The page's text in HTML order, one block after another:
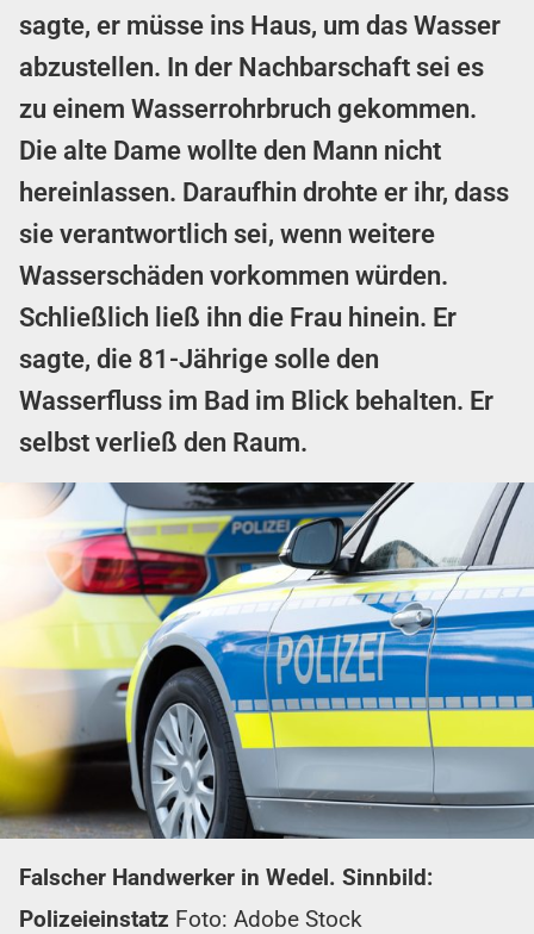
sagte, er müsse ins Haus, um das Wasser
abzustellen. In der Nachbarschaft sei es
zu einem Wasserrohrbruch gekommen.
Die alte Dame wollte den Mann nicht
hereinlassen. Daraufhin drohte er ihr, dass
sie verantwortlich sei, wenn weitere
Wasserschäden vorkommen würden.
Schließlich ließ ihn die Frau hinein. Er
sagte, die 81-Jährige solle den
Wasserfluss im Bad im Blick behalten. Er
selbst verließ den Raum.
Falscher Handwerker in Wedel. Sinnbild:
Polizeieinstatz Foto: Adobe Stock